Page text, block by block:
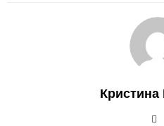
Кристина